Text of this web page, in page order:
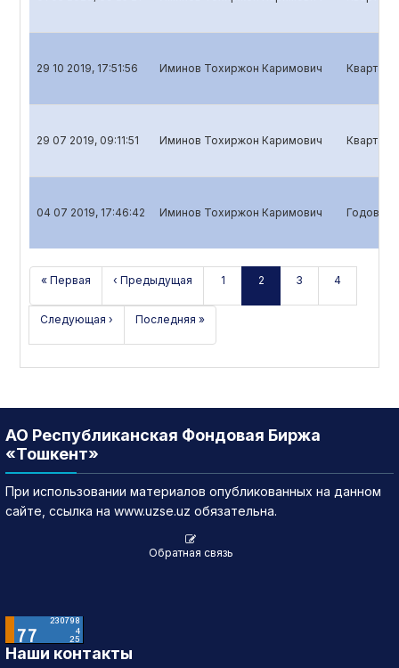
29 10 2019, 17:51:56 Иминов Тохиржон Каримович
29 07 2019, 09:11:51 Иминов Тохиржон Каримович
04 07 2019, 17:46:42 Иминов Тохиржон Каримович Годовой
« Первая ‹ Предыдущая 1 2 3 4
Следующая › Последняя »
АО Республиканская Фондовая Биржа
«Тошкент»
При использовании материалов опубликованных на данном
сайте, ссылка на www.uzse.uz обязательна.
Обратная связь
Наши контакты